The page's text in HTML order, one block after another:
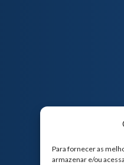
Para fornecer as
armazenar e/ou